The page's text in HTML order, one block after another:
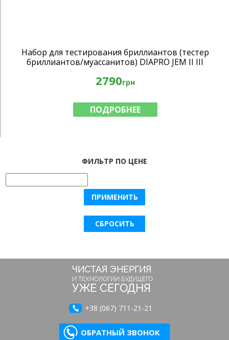
Набор для тестирования бриллиантов (тестер
бриллиантов/муассанитов) DIAPRO JEM II III
2790грн
ПОДРОБНЕЕ
ФИЛЬТР ПО ЦЕНЕ
ЧИСТАЯ ЭНЕРГИЯ
И ТЕХНОЛОГИИ БУДУЩЕГО
УЖЕ СЕГОДНЯ
+38 (067) 711-21-21
ОБРАТНЫЙ ЗВОНОК